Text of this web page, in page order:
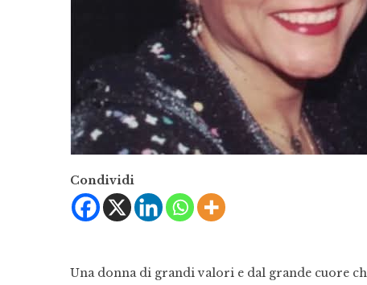
Condividi
Una donna di grandi valori e dal grande cuore